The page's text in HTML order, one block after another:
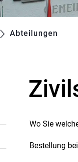
Abteilungen
Wo Sie
Bestellung